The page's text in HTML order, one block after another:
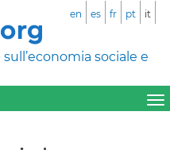
sociale e
en es fr pt it